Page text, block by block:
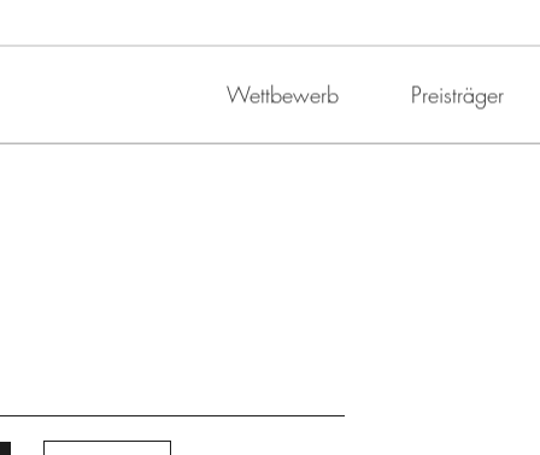
Wettbewerb Preisträger